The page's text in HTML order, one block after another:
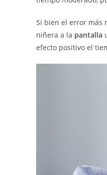
Si bien el error más
niñera a la pantalla
efecto positivo el